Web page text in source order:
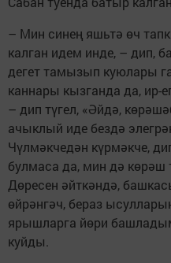
– Мин синең яшьтә өч
калган идем инде, – дип,
дегет тамызып куюлары
каннары кызганда да, ир-
– дип түгел, «Әйдә,
ачыклый иде бездә
Чүлмәкчедән күрмәкче,
булмаса да, мин дә көрәш
Дөресен әйткәндә,
өйрәнгәч, бераз
ярышларга йөри
куйды.